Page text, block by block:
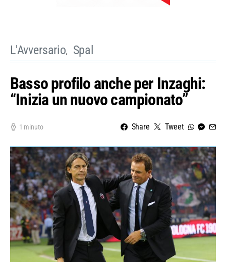
L'Avversario Spal
Basso profilo anche per Inzaghi:
“Inizia un nuovo campionato”
1 minuto Share Tweet